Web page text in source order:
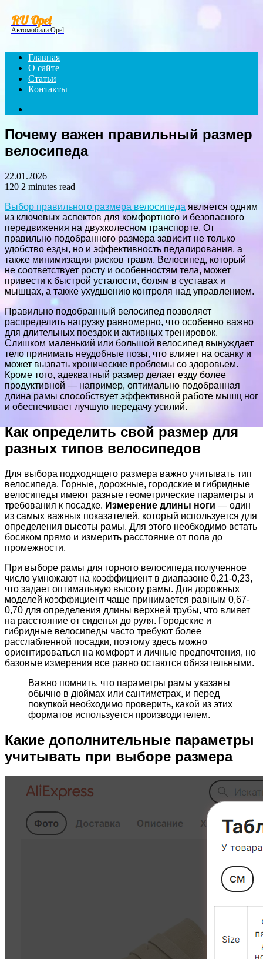
RU Opel
Автомобили Opel
Главная
О сайте
Статьи
Контакты
Почему важен правильный размер
велосипеда
22.01.2026
120 2 minutes read
Выбор правильного размера велосипеда является одним
из ключевых аспектов для комфортного и безопасного
передвижения на двухколесном транспорте. От
правильно подобранного размера зависит не только
удобство езды, но и эффективность педалирования, а
также минимизация рисков травм. Велосипед, который
не соответствует росту и особенностям тела, может
привести к быстрой усталости, болям в суставах и
мышцах, а также ухудшению контроля над управлением.
Правильно подобранный велосипед позволяет
распределить нагрузку равномерно, что особенно важно
для длительных поездок и активных тренировок.
Слишком маленький или большой велосипед вынуждает
тело принимать неудобные позы, что влияет на осанку и
может вызвать хронические проблемы со здоровьем.
Кроме того, адекватный размер делает езду более
продуктивной — например, оптимально подобранная
длина рамы способствует эффективной работе мышц ног
и обеспечивает лучшую передачу усилий.
Как определить свой размер для
разных типов велосипедов
Для выбора подходящего размера важно учитывать тип
велосипеда. Горные, дорожные, городские и гибридные
велосипеды имеют разные геометрические параметры и
требования к посадке. Измерение длины ноги — один
из самых важных показателей, который используется для
определения высоты рамы. Для этого необходимо встать
босиком прямо и измерить расстояние от пола до
промежности.
При выборе рамы для горного велосипеда полученное
число умножают на коэффициент в диапазоне 0,21-0,23,
что задает оптимальную высоту рамы. Для дорожных
моделей коэффициент чаще принимается равным 0,67-
0,70 для определения длины верхней трубы, что влияет
на расстояние от сиденья до руля. Городские и
гибридные велосипеды часто требуют более
расслабленной посадки, поэтому здесь можно
ориентироваться на комфорт и личные предпочтения, но
базовые измерения все равно остаются обязательными.
Важно помнить, что параметры рамы указаны
обычно в дюймах или сантиметрах, и перед
покупкой необходимо проверить, какой из этих
форматов используется производителем.
Какие дополнительные параметры
учитывать при выборе размера